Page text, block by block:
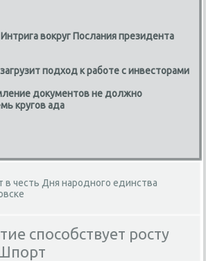
вокруг Послания президента
подход к работе с инвесторами
документов не должно
кругов ада
в честь Дня народного единства
способствует росту